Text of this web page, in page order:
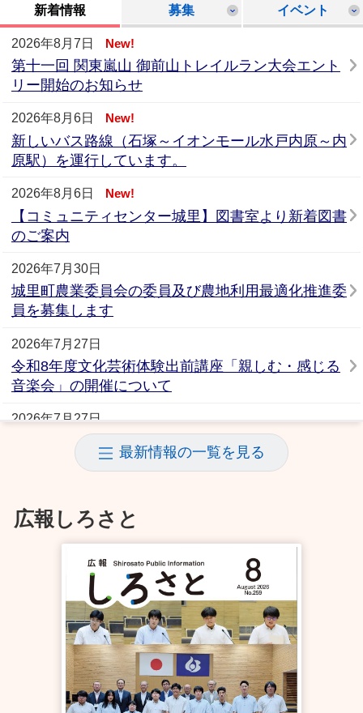
新着情報 募集 イベント
2026年8月7日 New!
第十一回 関東嵐山 御前山トレイルラン大会エント
リー開始のお知らせ
2026年8月6日 New!
新しいバス路線（石塚～イオンモール水戸内原～内
原駅）を運行しています。
2026年8月6日 New!
【コミュニティセンター城里】図書室より新着図書
のご案内
2026年7月30日
城里町農業委員会の委員及び農地利用最適化推進委
員を募集します
2026年7月27日
令和8年度文化芸術体験出前講座「親しむ・感じる
音楽会」の開催について
2026年7月27日
七会町民センター「グラウンドの無料開放」のお知
元陸上日本代表 平塚 潤さんのランニング教室を開
2026年7月16日
しろさとふるさとまつりが開催されます！！
2026年7月14日
城里町「くらしの便利帳」への広告募集
2026年7月13日
【コミュニティセンター城里】図書室 新着DVD案
最新情報の一覧を見る
広報しろさと